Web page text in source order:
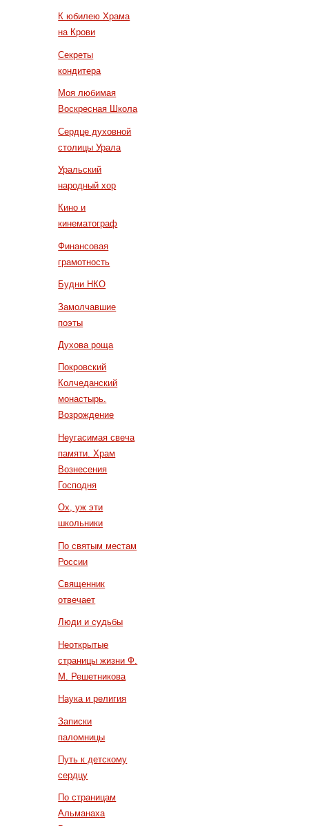
К юбилею Храма
на Крови
Секреты
кондитера
Моя любимая
Воскресная Школа
Сердце духовной
столицы Урала
Уральский
народный хор
Кино и
кинематограф
Финансовая
грамотность
Будни НКО
Замолчавшие
поэты
Духова роща
Покровский
Колчеданский
монастырь.
Возрождение
Неугасимая свеча
памяти. Храм
Вознесения
Господня
Ох, уж эти
школьники
По святым местам
России
Священник
отвечает
Люди и судьбы
Неоткрытые
страницы жизни Ф.
М. Решетникова
Наука и религия
Записки
паломницы
Путь к детскому
сердцу
По страницам
Альманаха